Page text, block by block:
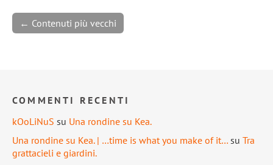
← Contenuti più vecchi
COMMENTI RECENTI
kOoLiNuS su Una rondine su Kea.
Una rondine su Kea. | …time is what you make of it… su Tra
grattacieli e giardini.